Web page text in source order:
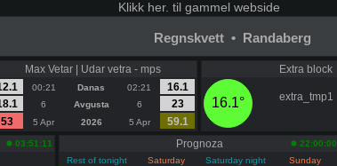
Klikk her. til gammel webside
Regnskvett • Randaberg
Max Vetar | Udar vetra - mps
00:21 Danas 02:21
16.1
6 Avgusta 6
23
53
5 Apr 2026 5 Apr 59.1
Extra block
16.1° extra_tmp1
03:51:11 Prognoza
22:00:00
Rest of tonight
Saturday Saturday night Sunday